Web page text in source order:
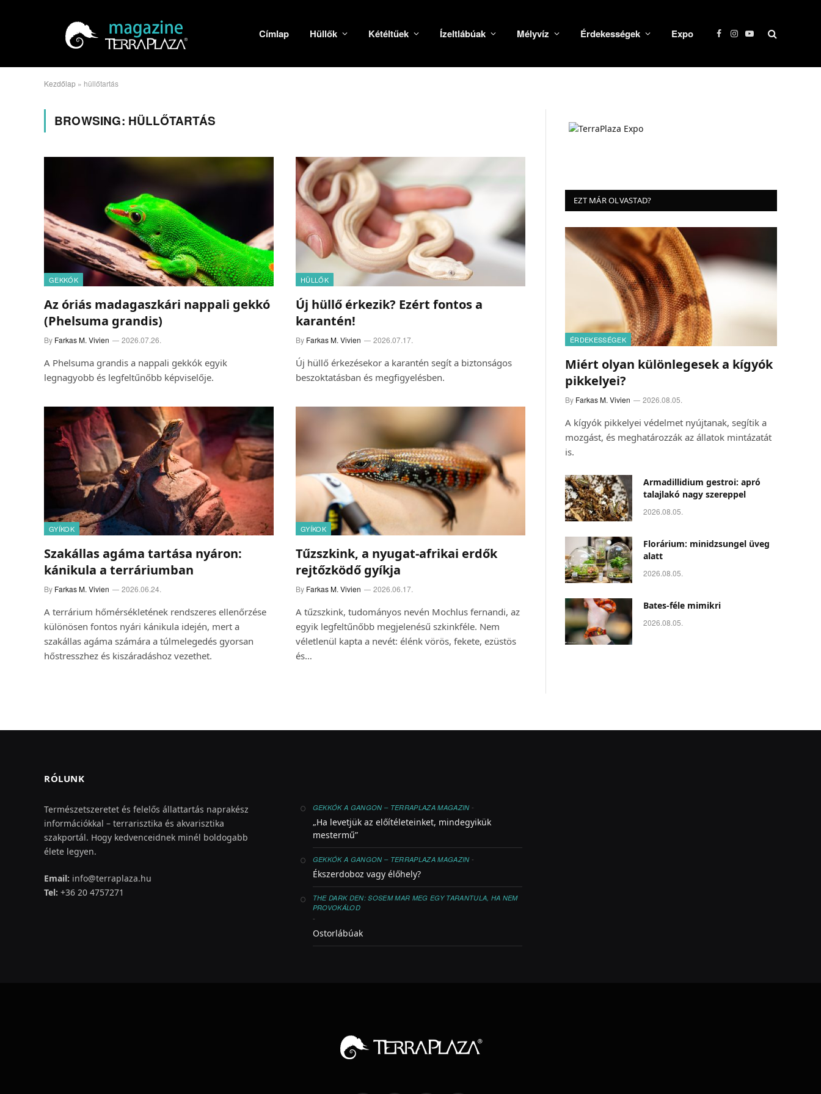
Címlap Hüllők Kétéltűek Ízeltlábúak Mélyvíz Érdekességek Expo Facebook
Instagram
YouTube
Kezdőlap » hüllőtartás
BROWSING: HÜLLŐTARTÁS
GEKKÓK
Az óriás madagaszkári nappali gekkó
(Phelsuma grandis)
By Farkas M. Vivien 2026.07.26.
A Phelsuma grandis a nappali gekkók egyik
legnagyobb és legfeltűnőbb képviselője.
HÜLLŐK
Új hüllő érkezik? Ezért fontos a
karantén!
By Farkas M. Vivien 2026.07.17.
Új hüllő érkezésekor a karantén segít a biztonságos
beszoktatásban és megfigyelésben.
GYÍKOK
Szakállas agáma tartása nyáron:
kánikula a terráriumban
By Farkas M. Vivien 2026.06.24.
A terrárium hőmérsékletének rendszeres ellenőrzése
különösen fontos nyári kánikula idején, mert a
szakállas agáma számára a túlmelegedés gyorsan
hőstresszhez és kiszáradáshoz vezethet.
GYÍKOK
Tűzszkink, a nyugat-afrikai erdők
rejtőzködő gyíkja
By Farkas M. Vivien 2026.06.17.
A tűzszkink, tudományos nevén Mochlus fernandi, az
egyik legfeltűnőbb megjelenésű szkinkféle. Nem
véletlenül kapta a nevét: élénk vörös, fekete, ezüstös
és…
EZT MÁR OLVASTAD?
ÉRDEKESSÉGEK
Miért olyan különlegesek a kígyók
pikkelyei?
By Farkas M. Vivien 2026.08.05.
A kígyók pikkelyei védelmet nyújtanak, segítik a
mozgást, és meghatározzák az állatok mintázatát
is.
Armadillidium gestroi: apró
talajlakó nagy szereppel
2026.08.05.
Florárium: minidzsungel üveg
alatt
2026.08.05.
Bates-féle mimikri
2026.08.05.
RÓLUNK
Természetszeretet és felelős állattartás naprakész
információkkal – terrarisztika és akvarisztika
szakportál. Hogy kedvenceidnek minél boldogabb
élete legyen.
Email: info@terraplaza.hu
Tel: +36 20 4757271
GEKKÓK A GANGON – TERRAPLAZA MAGAZIN -
„Ha levetjük az előítéleteinket, mindegyikük
mestermű”
GEKKÓK A GANGON – TERRAPLAZA MAGAZIN -
Ékszerdoboz vagy élőhely?
THE DARK DEN: SOSEM MAR MEG EGY TARANTULA, HA NEM
PROVOKÁLOD
-
Ostorlábúak